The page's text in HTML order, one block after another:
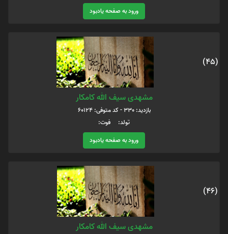
ورود به صفحه یادبود
(45)
مشهدی سیف الله کامکار
بازدید: 330 - کد متوفی: 60124
تولد: فوت:
ورود به صفحه یادبود
(46)
مشهدی سیف الله کامکار